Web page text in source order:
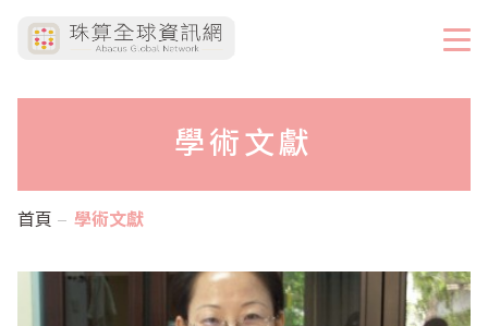
學術文獻
首頁 學術文獻